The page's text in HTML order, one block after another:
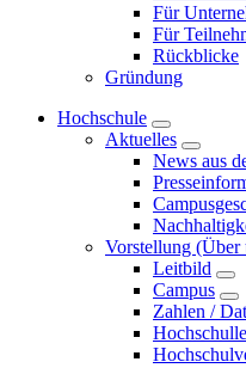
Für
Für
Rückblicke
Gründung
Hochschule
Aktuelles
News aus
Vorstellung (Über
Leitbild
Campus
Zahlen /